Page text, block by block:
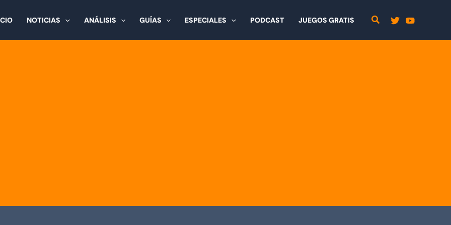
NOTICIAS ANÁLISIS GUÍAS ESPECIALES PODCAST JUEGOS GRATIS